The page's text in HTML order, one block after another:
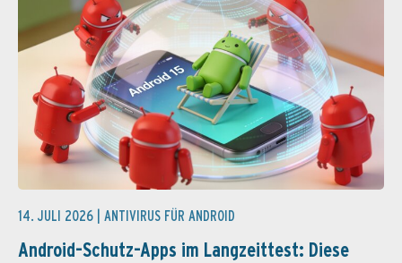
14. JULI 2026 | ANTIVIRUS FÜR ANDROID
Android-Schutz-Apps im Langzeittest: Diese